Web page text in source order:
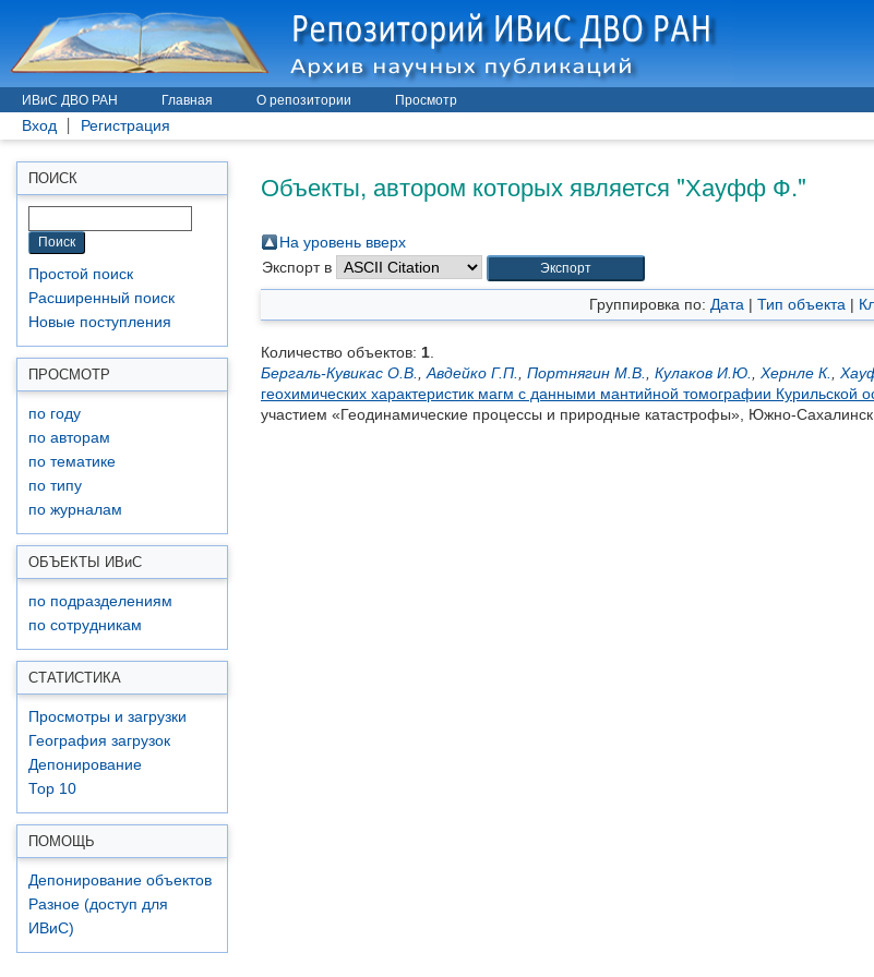
ИВиС ДВО РАН Главная О репозитории Просмотр
Вход Регистрация
ПОИСК
Простой поиск
Расширенный поиск
Новые поступления
ПРОСМОТР
по году
по авторам
по тематике
по типу
по журналам
ОБЪЕКТЫ ИВиС
по подразделениям
по сотрудникам
СТАТИСТИКА
Просмотры и загрузки
География загрузок
Депонирование
Top 10
ПОМОЩЬ
Депонирование объектов
Разное (доступ для
ИВиС)
Объекты, автором которых является "Хауфф Ф."
На уровень вверх
Экспорт в
Группировка по: Дата | Тип объекта |
Количество объектов: 1
Бергаль-Кувикас О.В.
Авдейко Г.П. Портнягин М.В. Кулаков И.Ю. Хернле К.
геохимических характеристик магм с данными мантийной томографии Курильской
участием «Геодинамические процессы и природные катастрофы», Южно-